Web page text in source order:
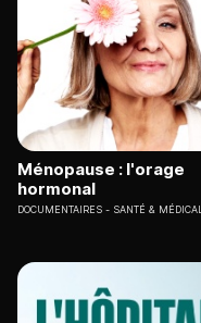
Ménopause : l'orage
hormonal
DOCUMENTAIRES SANTÉ & MÉDICAL